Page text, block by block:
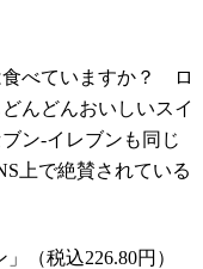
食べていますか？ ロ
んどんおいしいスイ
ン-イレブンも同じ
上で絶賛されている
（税込226.80円）